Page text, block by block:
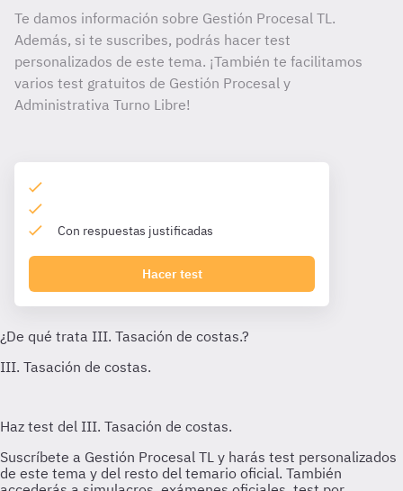
Te damos información sobre Gestión Procesal TL.
Además, si te suscribes, podrás hacer test
personalizados de este tema. ¡También te facilitamos
varios test gratuitos de Gestión Procesal y
Administrativa Turno Libre!
Con respuestas justificadas
Hacer test